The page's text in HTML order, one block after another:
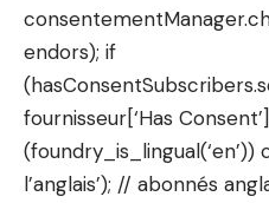
endors); if
fournisseur[‘Has
(foundry_is_lingual(‘en’))
l’anglais’); // abonnés